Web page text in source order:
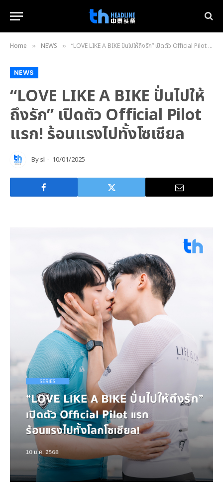
Home » NEWS » “LOVE LIKE A BIKE ปั่นไปให้ถึงรัก” เปิดตัว Official Pilot แรก! ร้อนแรงไปทั้งโซเชียล
NEWS
“LOVE LIKE A BIKE ปั่นไปให้
ถึงรัก” เปิดตัว Official Pilot
แรก! ร้อนแรงไปทั้งโซเชียล
Bysl 10/01/2025